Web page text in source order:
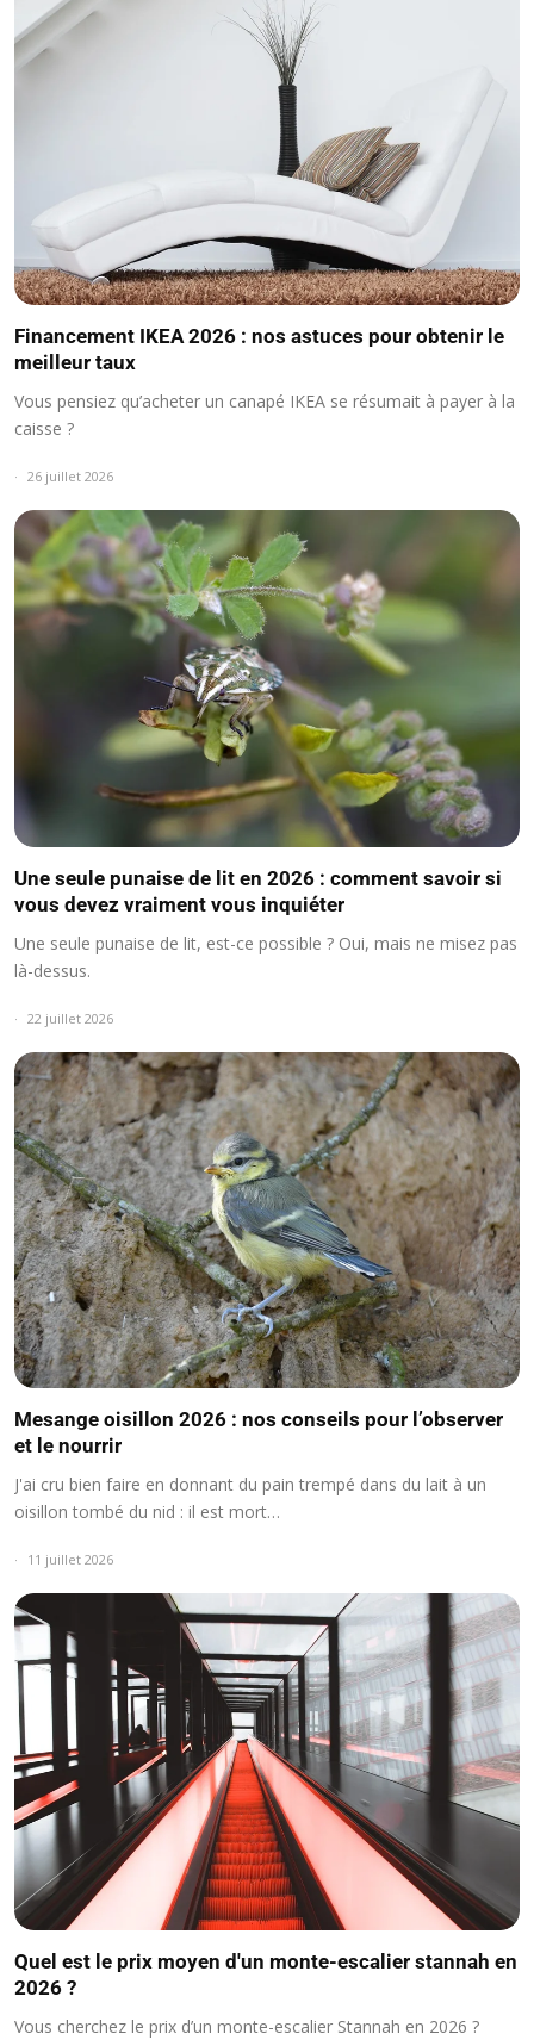
Financement IKEA 2026 : nos astuces pour obtenir le
meilleur taux
Vous pensiez qu’acheter un canapé IKEA se résumait à payer à la
caisse ?
26 juillet 2026
Une seule punaise de lit en 2026 : comment savoir si
vous devez vraiment vous inquiéter
Une seule punaise de lit, est-ce possible ? Oui, mais ne misez pas
là-dessus.
22 juillet 2026
Mesange oisillon 2026 : nos conseils pour l’observer
et le nourrir
J'ai cru bien faire en donnant du pain trempé dans du lait à un
oisillon tombé du nid : il est mort…
11 juillet 2026
Quel est le prix moyen d'un monte-escalier stannah en
2026 ?
Vous cherchez le prix d’un monte-escalier Stannah en 2026 ?